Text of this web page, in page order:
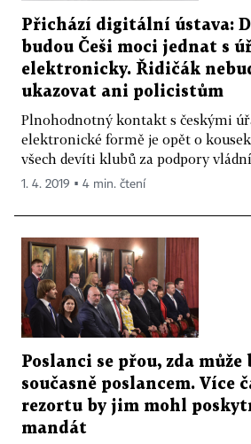
Přichází digitální ústava:
budou Češi moci jednat s
elektronicky. Řidičák
ukazovat ani policistům
Plnohodnotný kontakt s českými
elektronické formě je opět o
všech devíti klubů za podpory
1. 4. 2019 ▪ 4 min. čtení
Poslanci se přou, zda
současně poslancem. Více
rezortu by jim mohl
mandát